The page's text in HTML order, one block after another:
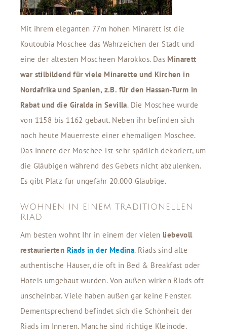
Mit ihrem eleganten 77m hohen Minarett ist die
Koutoubia Moschee das Wahrzeichen der Stadt und
eine der ältesten Moscheen Marokkos. Das Minarett
war stilbildend für viele Minarette und Kirchen in
Nordafrika und Spanien, z.B. für den Hassan-Turm in
Rabat und die Giralda in Sevilla. Die Moschee wurde
von 1158 bis 1162 gebaut. Neben ihr befinden sich
noch heute Mauerreste einer ehemaligen Moschee.
Das Innere der Moschee ist sehr spärlich dekoriert, um
die Gläubigen während des Gebets nicht abzulenken.
Es gibt Platz für ungefähr 20.000 Gläubige.
WOHNEN IN EINEM TRADITIONELLEN
RIAD
Am besten wohnt Ihr in einem der vielen liebevoll
restaurierten Riads in der Medina. Riads sind alte
authentische Häuser, die oft in Bed & Breakfast oder
Hotels umgebaut wurden. Von außen wirken Riads oft
unscheinbar. Viele haben außen gar keine Fenster.
Dementsprechend befindet sich die Schönheit der
Riads im Inneren. Manche sind richtige Kleinode.